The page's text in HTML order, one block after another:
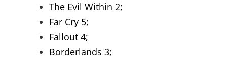
The Evil Within 2;
Far Cry 5;
Fallout 4;
Borderlands 3;